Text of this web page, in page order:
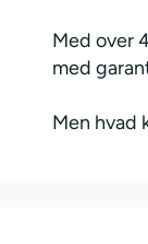
Med over
med
Men hvad